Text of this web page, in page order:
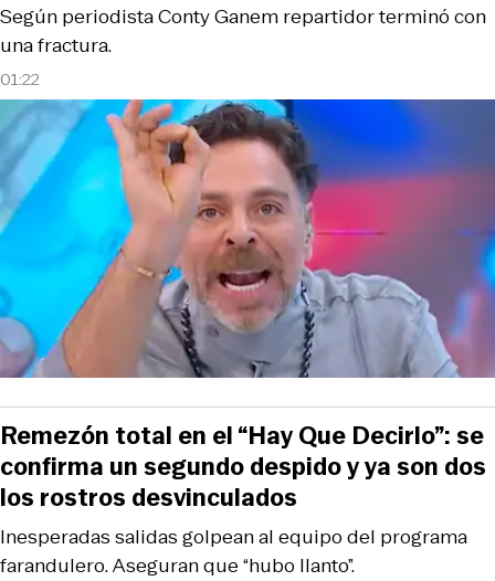
01:22
Según periodista Conty Ganem repartidor terminó con
una fractura.
Inesperadas salidas golpean al equipo del programa
farandulero. Aseguran que “hubo llanto”.
Remezón total en el “Hay Que Decirlo”: se
confirma un segundo despido y ya son dos
los rostros desvinculados